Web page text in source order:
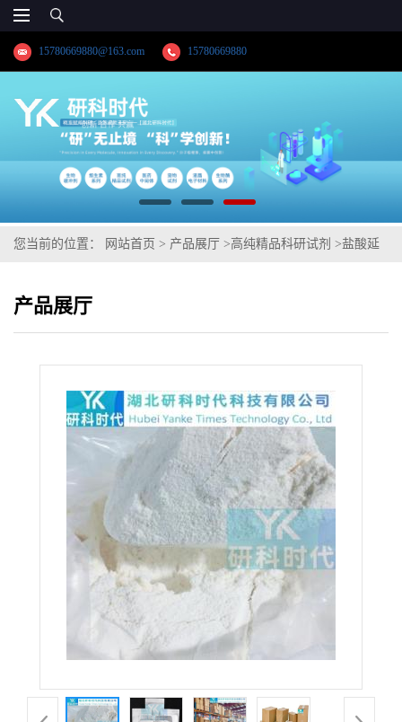
15780669880@163.com 15780669880
您当前的位置： 网站首页 > 产品展厅 >高纯精品科研试剂 >盐酸延
产品展厅